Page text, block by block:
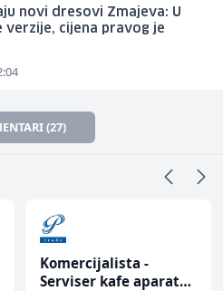
novi dresovi Zmajeva: U
verzije, cijena pravog je
(27)
Komercijalista -
Serviser kafe aparata